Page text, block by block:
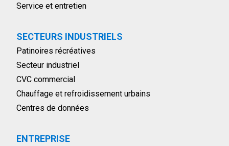
Service et entretien
SECTEURS INDUSTRIELS
Patinoires récréatives
Secteur industriel
CVC commercial
Chauffage et refroidissement urbains
Centres de données
ENTREPRISE